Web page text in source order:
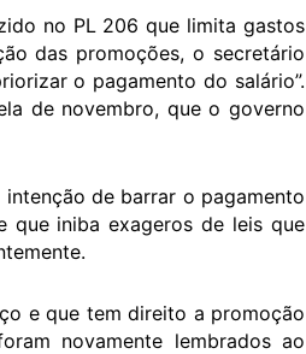
no PL 206 que limita gastos
das promoções, o secretário
o pagamento do salário”.
de novembro, que o governo
de barrar o pagamento
que iniba exageros de leis que
e que tem direito a promoção
novamente lembrados ao